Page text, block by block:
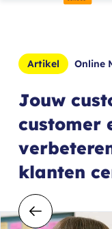
Artikel Online
Jouw
customer
klanten